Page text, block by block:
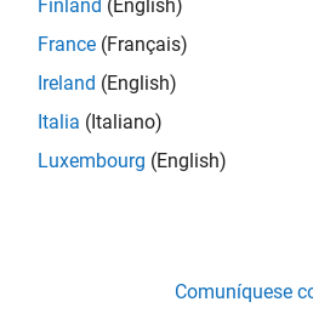
industrial-strength software
code generation infrastructure
writing unit tests, and fast
used by internal and external
Finland (English)
France (Français)
Ireland (English)
Italia (Italiano)
Luxembourg (English)
Comuníquese